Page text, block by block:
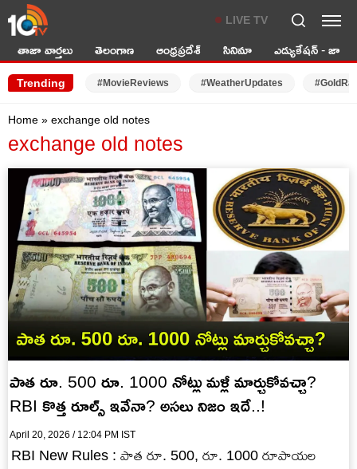
LIVE TV
తాజా వార్తలు తెలంగాణ ఆంధ్రప్రదేశ్ సినిమా ఎడ్యుకేషన్ - జాబ్స్
Trending #MovieReviews #WeatherUpdates
Home » exchange old notes
exchange old notes
పాత రూ. 500 రూ. 1000 నోట్లు మళ్లీ మార్చుకోవచ్చా?
RBI కొత్త రూల్స్ ఇవేనా? అసలు నిజం ఇదే..!
April 20, 2026 / 12:04 PM IST
RBI New Rules : పాత రూ. 500, రూ. 1000 రూపాయల